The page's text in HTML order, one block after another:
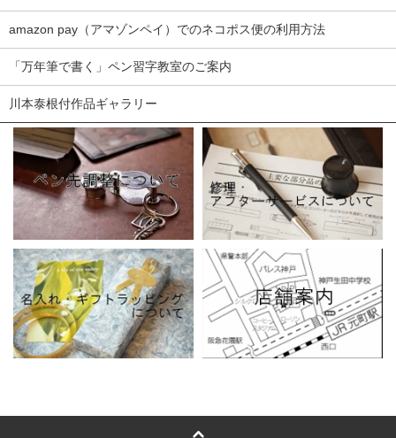
amazon pay（アマゾンペイ）でのネコポス便の利用方法
「万年筆で書く」ペン習字教室のご案内
川本泰根付作品ギャラリー